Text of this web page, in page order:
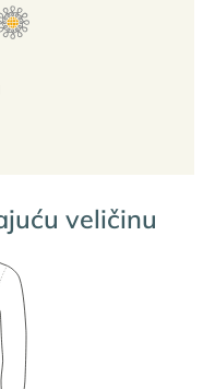
veličinu